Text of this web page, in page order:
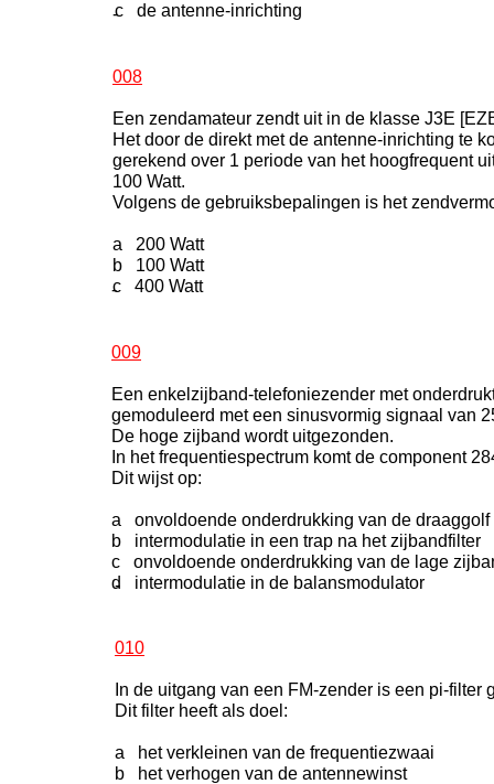
c de antenne-inrichting
-
010
In de uitgang van een FM-zender is een pi-filter
Dit filter heeft als doel:
a het verkleinen van de frequentiezwaai
b het verhogen van de antennewinst
-
008
Een zendamateur zendt uit in de klasse J3E
Het door de direkt met de antenne-inrichting te
gerekend over 1 periode van het hoogfrequent
100 Watt.
Volgens de gebruiksbepalingen is het
a 200 Watt
b 100 Watt
c 400 Watt
-
009
Een enkelzijband-telefoniezender met
gemoduleerd met een sinusvormig signaal van
De hoge zijband wordt uitgezonden.
In het frequentiespectrum komt de component
Dit wijst op:
a onvoldoende onderdrukking van de draaggolf
b intermodulatie in een trap na het zijbandfilter
c onvoldoende onderdrukking van de lage
d intermodulatie in de balansmodulator